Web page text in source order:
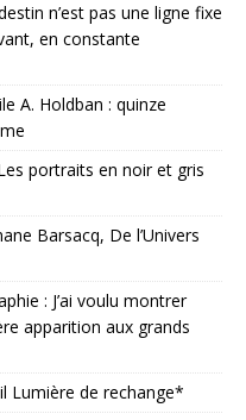
n’est pas une ligne fixe
en constante
A. Holdban : quinze
portraits en noir et gris
Barsacq, De l’Univers
: J’ai voulu montrer
apparition aux grands
Lumière de rechange*